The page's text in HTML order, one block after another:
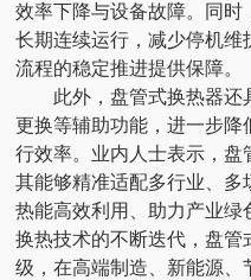
效率下降与设备故障。同
长期连续运行，减少停机
流程的稳定推进提供保障。
此外，盘管式换热器还
更换等辅助功能，进一步降
行效率。业内人士表示，盘
其能够精准适配多行业、多
热能高效利用、助力产业
换热技术的不断迭代，盘
级，在高端制造、新能源